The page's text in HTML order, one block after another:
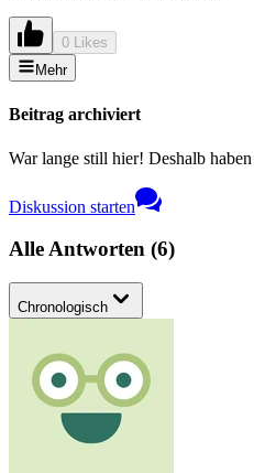
0 Likes
Mehr
Beitrag archiviert
War lange still hier! Deshalb
Diskussion starten
Alle Antworten (6)
Chronologisch